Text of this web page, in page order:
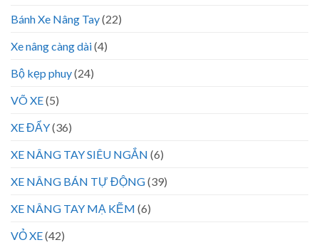
Bánh Xe Nâng Tay(22)
Xe nâng càng dài(4)
Bộ kẹp phuy(24)
VÕ XE(5)
XE ĐẨY(36)
XE NÂNG TAY SIÊU NGẮN (6)
XE NÂNG BÁN TỰ ĐỘNG(39)
XE NÂNG TAY MẠ KẼM (6)
VỎ XE(42)